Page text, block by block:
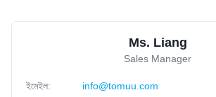
Ms. Liang
Sales Manager
ইমেইল: info@tomuu.com